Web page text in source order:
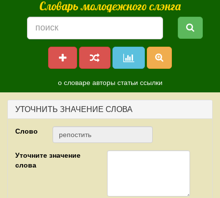
Словарь молодежного слэнга
о словаре авторы статьи ссылки
УТОЧНИТЬ ЗНАЧЕНИЕ СЛОВА
Слово
Уточните значение
слова